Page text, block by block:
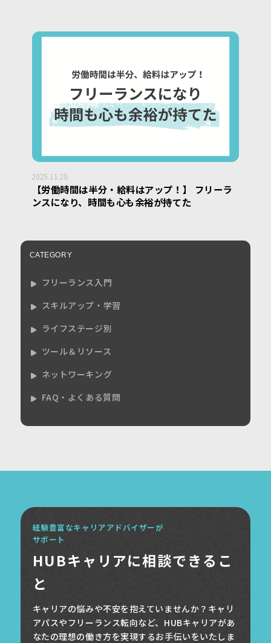
CATEGORY
フリーランス入門
スキルアップ・学習
ライフステージ別
ツール＆リソース
ネットワーキング
FAQ・よくある質問
2025.11.28
【労働時間は半分・給料はアップ！】 フリーラ
ンスになり、時間も心も余裕が持てた
経験豊富なキャリアアドバイザーが
サポート
HUBキャリアに相談できるこ
と
キャリアの悩みや不安を抱えていませんか？キャリ
アパスやフリーランス転向など、HUBキャリアがあ
なたの理想の働き方を実現するお手伝いをいたしま